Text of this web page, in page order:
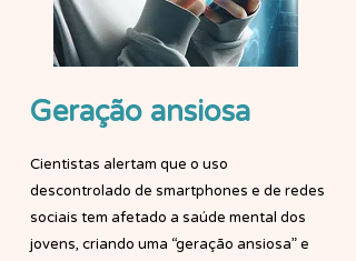
Geração ansiosa
Cientistas alertam que o uso
descontrolado de smartphones e de redes
sociais tem afetado a saúde mental dos
jovens, criando uma “geração ansiosa” e